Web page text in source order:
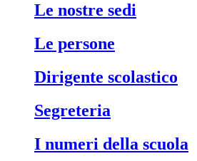
le nostre sedi
le persone
dirigente scolastico
segreteria
i numeri della scuola